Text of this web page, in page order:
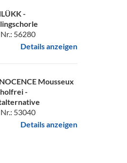
-
56280
Details anzeigen
Mousseux
-
53040
Details anzeigen